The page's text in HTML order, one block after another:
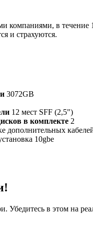
компаниями, в течение
и страхуются.
3072GB
12 мест SFF (2,5")
в комплекте 2
дополнительных
10gbe
Убедитесь в этом на